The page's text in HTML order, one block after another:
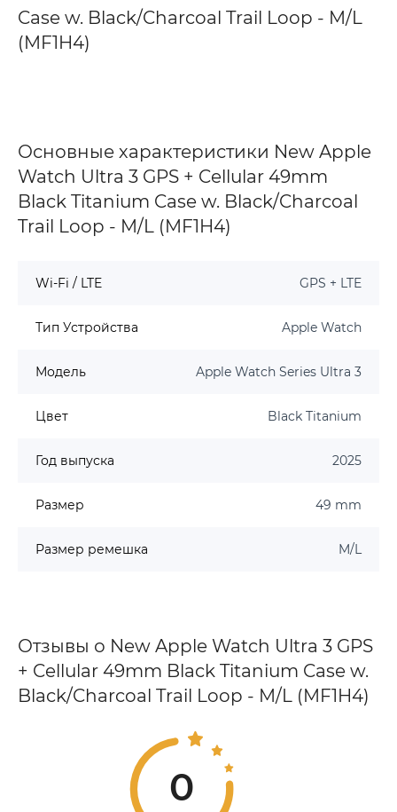
Case w. Black/Charcoal Trail Loop - M/L
(MF1H4)
Основные характеристики New Apple
Watch Ultra 3 GPS + Cellular 49mm
Black Titanium Case w. Black/Charcoal
Trail Loop - M/L (MF1H4)
Wi-Fi / LTE GPS + LTE
Тип Устройства Apple Watch
Модель Apple Watch Series Ultra 3
Цвет Black Titanium
Год выпуска 2025
Размер 49 mm
Размер ремешка M/L
Отзывы о New Apple Watch Ultra 3 GPS
+ Cellular 49mm Black Titanium Case w.
Black/Charcoal Trail Loop - M/L (MF1H4)
0